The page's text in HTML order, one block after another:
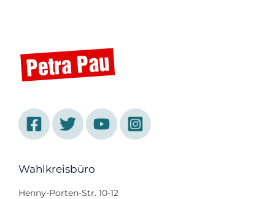
Wahlkreisbüro
Henny-Porten-Str. 10-12